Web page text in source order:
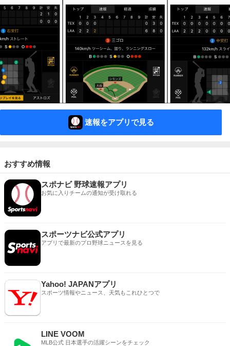
速報をアプリで見る
おすすめ情報
スポナビ 野球速報アプリ
お気に入りチームの通知が受け取れる
スポーツナビ公式アプリ
アプリで最新のプロ野球ニュースを見る
Yahoo! JAPANアプリ
スポーツ情報やニュース、天気もこれひとつで
LINE VOOM
MLB公式 日本選手の活躍シーンをチェック